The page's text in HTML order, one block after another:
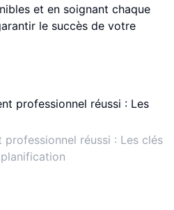
et en soignant chaque
le succès de votre
professionnel réussi : Les clés